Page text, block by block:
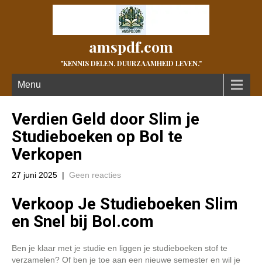
amspdf.com
"KENNIS DELEN, DUURZAAMHEID LEVEN."
Menu
Verdien Geld door Slim je
Studieboeken op Bol te
Verkopen
27 juni 2025 | Geen reacties
Verkoop Je Studieboeken Slim
en Snel bij Bol.com
Ben je klaar met je studie en liggen je studieboeken stof te
verzamelen? Of ben je toe aan een nieuwe semester en wil je